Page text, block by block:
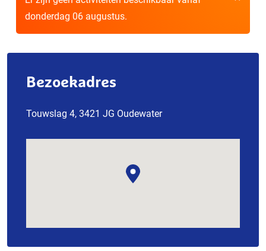
donderdag 06 augustus.
Bezoekadres
Touwslag 4, 3421 JG Oudewater